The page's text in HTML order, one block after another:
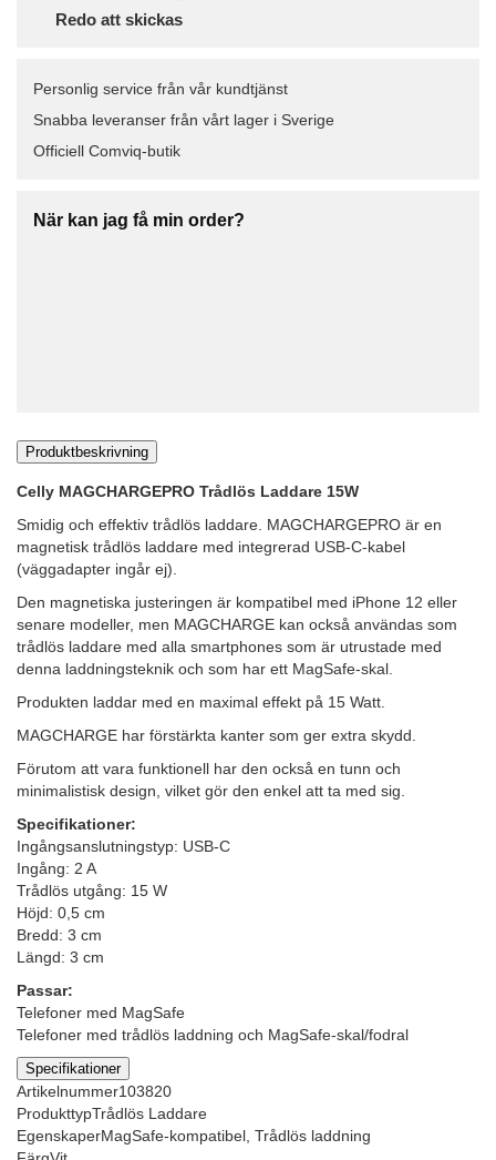
Redo att skickas
Personlig service från vår kundtjänst
Snabba leveranser från vårt lager i Sverige
Officiell Comviq-butik
När kan jag få min order?
Produktbeskrivning
Celly MAGCHARGEPRO Trådlös Laddare 15W
Smidig och effektiv trådlös laddare. MAGCHARGEPRO är en
magnetisk trådlös laddare med integrerad USB-C-kabel
(väggadapter ingår ej).
Den magnetiska justeringen är kompatibel med iPhone 12 eller
senare modeller, men MAGCHARGE kan också användas som
trådlös laddare med alla smartphones som är utrustade med
denna laddningsteknik och som har ett MagSafe-skal.
Produkten laddar med en maximal effekt på 15 Watt.
MAGCHARGE har förstärkta kanter som ger extra skydd.
Förutom att vara funktionell har den också en tunn och
minimalistisk design, vilket gör den enkel att ta med sig.
Specifikationer:
Ingångsanslutningstyp: USB-C
Ingång: 2 A
Trådlös utgång: 15 W
Höjd: 0,5 cm
Bredd: 3 cm
Längd: 3 cm
Passar:
Telefoner med MagSafe
Telefoner med trådlös laddning och MagSafe-skal/fodral
Specifikationer
Artikelnummer103820
ProdukttypTrådlös Laddare
EgenskaperMagSafe-kompatibel, Trådlös laddning